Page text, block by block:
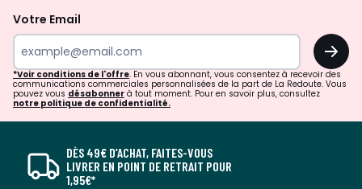
semaine. Résultats variables en fonction de l'utilisation.
Votre Email
OK
*Voir conditions de l'offre. En vous abonnant, vous consentez à recevoir des
communications commerciales personnalisées de la part de La Redoute. Vous
pouvez vous désabonner à tout moment. Pour en savoir plus, consultez
notre politique de confidentialité.
DÈS 49€ D’ACHAT, FAITES-VOUS
LIVRER EN POINT DE RETRAIT POUR
1,95€*